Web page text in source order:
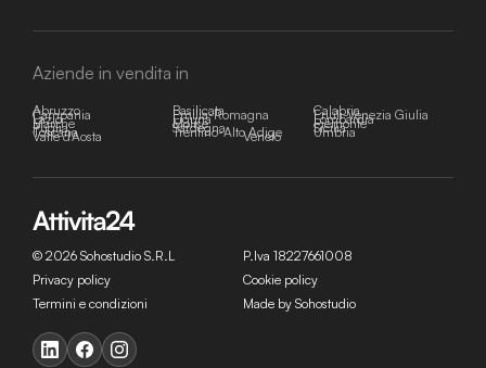
Aziende in vendita in
Abruzzo Basilicata Calabria
Campania Emilia-Romagna Friuli-Venezia Giulia
Lazio Liguria Lombardia
Marche Molise Piemonte
Puglia Sardegna Sicilia
Toscana Trentino-Alto Adige Umbria
Valle d'Aosta Veneto
© 2026 Sohostudio S.R.L
P.Iva 18227661008
Privacy policy
Cookie policy
Termini e condizioni
Made by Sohostudio